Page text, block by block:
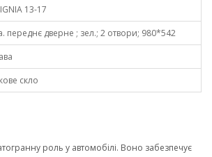
13-17
переднє дверне ; зел.; 2 отвори; 980*542
скло
роль у автомобілі. Воно забезпечує